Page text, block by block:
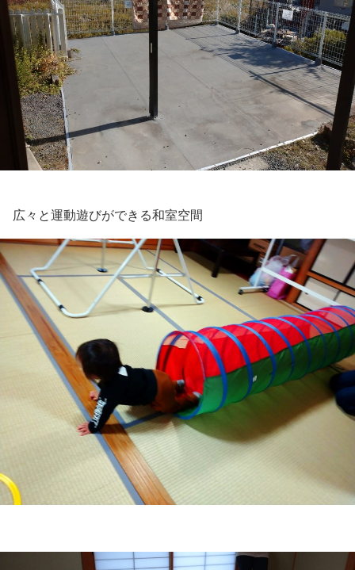
広々と運動遊びができる和室空間